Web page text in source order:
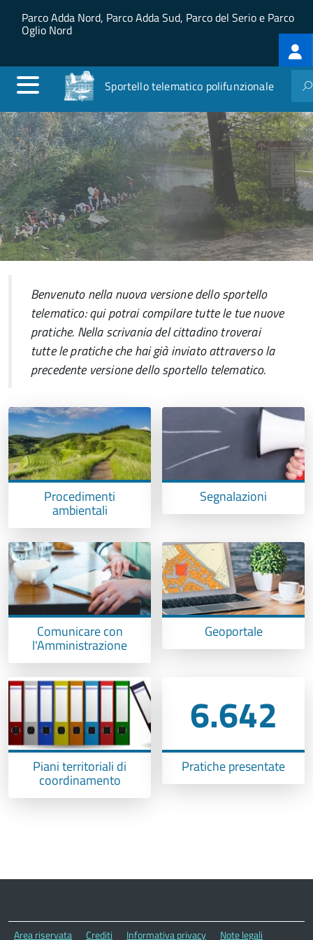
Salta al contenuto principale
Skip to site navigation
Parco Adda Nord, Parco Adda Sud, Parco del Serio e Parco
Oglio Nord
Sportello telematico polifunzionale
Benvenuto nella nuova versione dello sportello
telematico: qui potrai compilare tutte le tue nuove
pratiche. Nella scrivania del cittadino troverai
tutte le pratiche che hai già inviato attraverso la
precedente versione dello sportello telematico.
Procedimenti
ambientali
Segnalazioni
Comunicare con
l'Amministrazione
Geoportale
Piani territoriali di
coordinamento
6.642
Pratiche presentate
Area riservata Crediti Informativa privacy Note legali